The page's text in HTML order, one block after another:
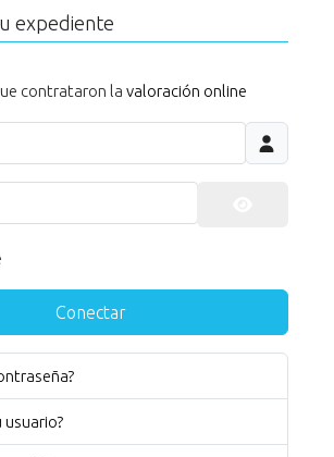
expediente
contrataron la valoración online
Conectar
usuario?